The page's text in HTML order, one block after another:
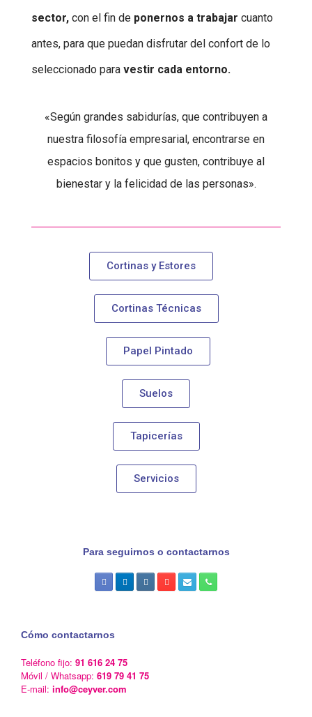
sector, con el fin de ponernos a trabajar cuanto
antes, para que puedan disfrutar del confort de lo
seleccionado para vestir cada entorno.
«Según grandes sabidurías, que contribuyen a
nuestra filosofía empresarial, encontrarse en
espacios bonitos y que gusten, contribuye al
bienestar y la felicidad de las personas».
Cortinas y Estores
Cortinas Técnicas
Papel Pintado
Suelos
Tapicerías
Servicios
Para seguirnos o contactarnos
Cómo contactarnos
Teléfono fijo: 91 616 24 75
Móvil / Whatsapp: 619 79 41 75
E-mail: info@ceyver.com